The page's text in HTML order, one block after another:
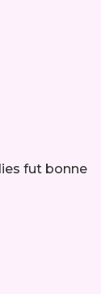
fut bonne